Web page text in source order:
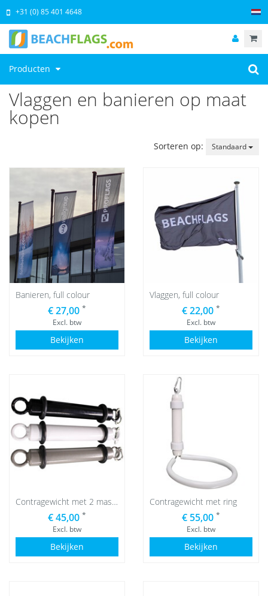
Producten
+31 (0) 85 401 4648
Vlaggen en banieren op maat
kopen
Sorteren op: Standaard
Banieren, full colour
€ 27,00 *
Excl. btw
Bekijken
Vlaggen, full colour
€ 22,00 *
Excl. btw
Bekijken
Contragewicht met 2 mastringen
€ 45,00 *
Excl. btw
Bekijken
Contragewicht met ring
€ 55,00 *
Excl. btw
Bekijken